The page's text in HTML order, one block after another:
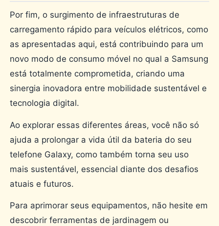
Por fim, o surgimento de infraestruturas de
carregamento rápido para veículos elétricos, como
as apresentadas aqui, está contribuindo para um
novo modo de consumo móvel no qual a Samsung
está totalmente comprometida, criando uma
sinergia inovadora entre mobilidade sustentável e
tecnologia digital.
Ao explorar essas diferentes áreas, você não só
ajuda a prolongar a vida útil da bateria do seu
telefone Galaxy, como também torna seu uso
mais sustentável, essencial diante dos desafios
atuais e futuros.
Para aprimorar seus equipamentos, não hesite em
descobrir ferramentas de jardinagem ou